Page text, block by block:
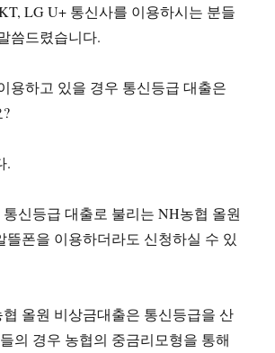
LG U+ 통신사를 이용하시는 분들
씀드렸습니다.
용하고 있을 경우 통신등급 대출은
.
신등급 대출로 불리는 NH농협 올원
뜰폰을 이용하더라도 신청하실 수 있
올원 비상금대출은 통신등급을 산
의 경우 농협의 중금리모형을 통해